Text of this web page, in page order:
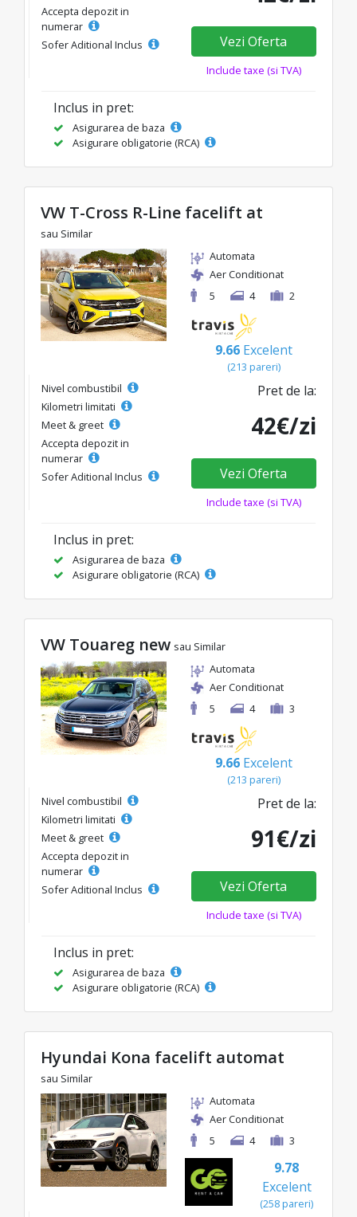
Accepta depozit in
numerar
Sofer Aditional Inclus
Vezi Oferta
Include taxe (si TVA)
Inclus in pret:
Asigurarea de baza
Asigurare obligatorie (RCA)
VW T-Cross R-Line facelift at
sau Similar
Automata
Aer Conditionat
5
4 2
9.66 Excelent
(213 pareri)
Nivel combustibil
Kilometri limitati
Meet & greet
Accepta depozit in
numerar
Sofer Aditional Inclus
Pret de la:
42€/zi
Vezi Oferta
Include taxe (si TVA)
Inclus in pret:
Asigurarea de baza
Asigurare obligatorie (RCA)
VW Touareg new sau Similar
Automata
Aer Conditionat
5
4 3
9.66 Excelent
(213 pareri)
Nivel combustibil
Kilometri limitati
Meet & greet
Accepta depozit in
numerar
Sofer Aditional Inclus
Pret de la:
91€/zi
Vezi Oferta
Include taxe (si TVA)
Inclus in pret:
Asigurarea de baza
Asigurare obligatorie (RCA)
Hyundai Kona facelift automat
sau Similar
Automata
Aer Conditionat
5
4 3
9.78
Excelent
(258 pareri)